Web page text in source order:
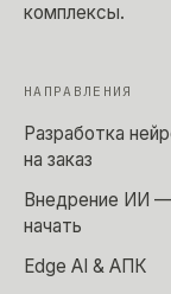
комплексы.
НАПРАВЛЕНИЯ
Разработка
на заказ
Внедрение ИИ —
начать
Edge AI & АПК